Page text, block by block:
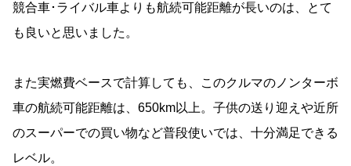
競合車･ライバル車よりも航続可能距離が長いのは、とて
も良いと思いました。
また実燃費ベースで計算しても、このクルマのノンターボ
車の航続可能距離は、650km以上。子供の送り迎えや近所
のスーパーでの買い物など普段使いでは、十分満足できる
レベル。